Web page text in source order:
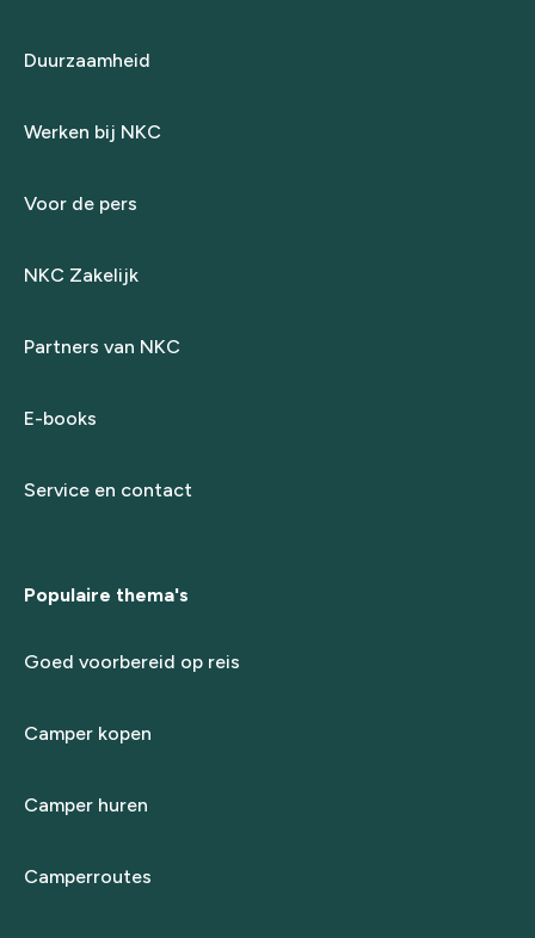
Duurzaamheid
Werken bij NKC
Voor de pers
NKC Zakelijk
Partners van NKC
E-books
Service en contact
Populaire thema's
Goed voorbereid op reis
Camper kopen
Camper huren
Camperroutes